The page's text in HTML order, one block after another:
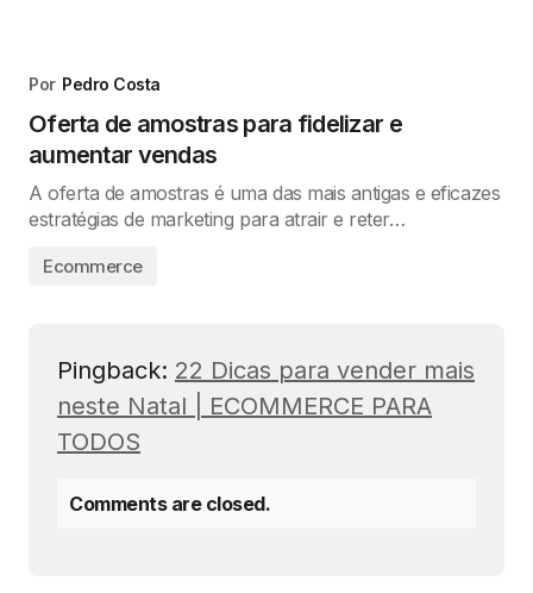
Por Pedro Costa
Oferta de amostras para fidelizar e
aumentar vendas
A oferta de amostras é uma das mais antigas e eficazes
estratégias de marketing para atrair e reter…
Ecommerce
Pingback: 22 Dicas para vender mais
neste Natal | ECOMMERCE PARA
TODOS
Comments are closed.